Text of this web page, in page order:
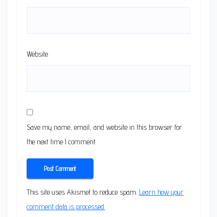
Website
Save my name, email, and website in this browser for
the next time I comment.
This site uses Akismet to reduce spam. Learn how your
comment data is processed.